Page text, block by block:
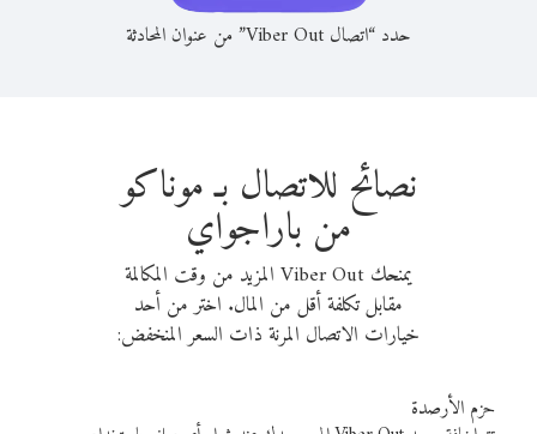
حدد “اتصال Viber Out” من عنوان المحادثة
نصائح للاتصال بـ موناكو
من باراجواي
يمنحك Viber Out المزيد من وقت المكالمة
مقابل تكلفة أقل من المال. اختر من أحد
خيارات الاتصال المرنة ذات السعر المنخفض:
حزم الأرصدة